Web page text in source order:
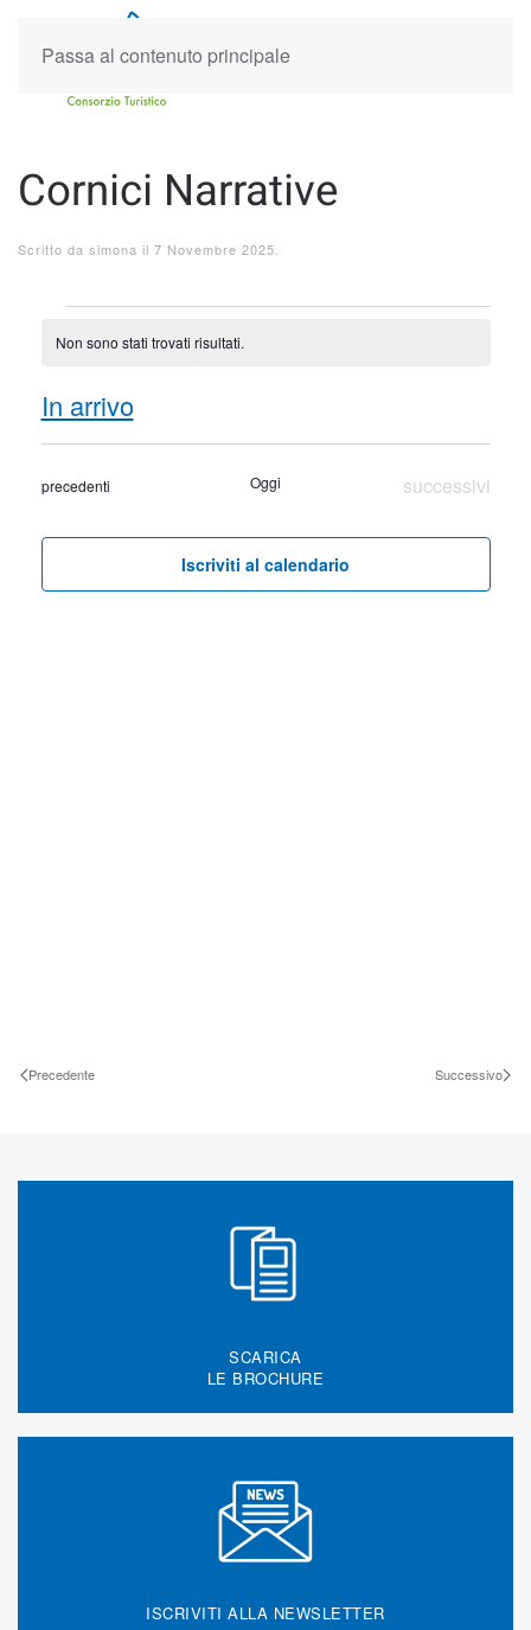
Passa al contenuto principale
Cornici Narrative
Scritto da simona il 7 Novembre 2025
Eventi
Notice
Non sono stati trovati risultati.
e
viste
In arrivo
Select
Eventi
precedenti Oggi Eventi
successivi
Iscriviti al calendario
Precedente Successivo
SCARICA
LE BROCHURE
ISCRIVITI ALLA NEWSLETTER